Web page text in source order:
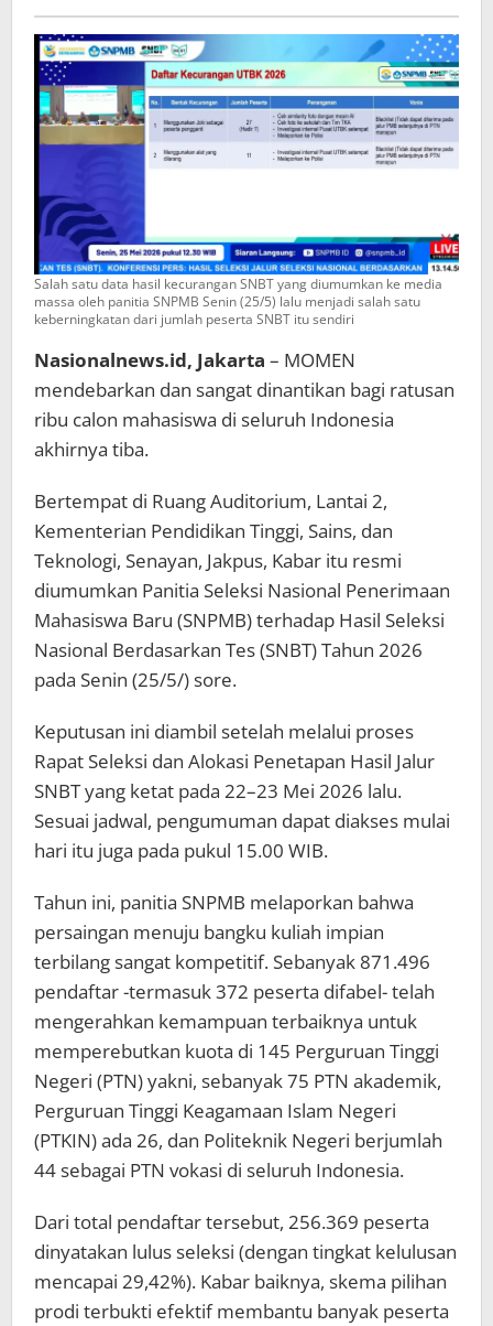
Praktek
Kecurangan
Salah satu data hasil kecurangan SNBT yang diumumkan ke media
massa oleh panitia SNPMB Senin (25/5) lalu menjadi salah satu
keberningkatan dari jumlah peserta SNBT itu sendiri
Nasionalnews.id, Jakarta – MOMEN
mendebarkan dan sangat dinantikan bagi ratusan
ribu calon mahasiswa di seluruh Indonesia
akhirnya tiba.
Bertempat di Ruang Auditorium, Lantai 2,
Kementerian Pendidikan Tinggi, Sains, dan
Teknologi, Senayan, Jakpus, Kabar itu resmi
diumumkan Panitia Seleksi Nasional Penerimaan
Mahasiswa Baru (SNPMB) terhadap Hasil Seleksi
Nasional Berdasarkan Tes (SNBT) Tahun 2026
pada Senin (25/5/) sore.
Keputusan ini diambil setelah melalui proses
Rapat Seleksi dan Alokasi Penetapan Hasil Jalur
SNBT yang ketat pada 22–23 Mei 2026 lalu.
Sesuai jadwal, pengumuman dapat diakses mulai
hari itu juga pada pukul 15.00 WIB.
Tahun ini, panitia SNPMB melaporkan bahwa
persaingan menuju bangku kuliah impian
terbilang sangat kompetitif. Sebanyak 871.496
pendaftar -termasuk 372 peserta difabel- telah
mengerahkan kemampuan terbaiknya untuk
memperebutkan kuota di 145 Perguruan Tinggi
Negeri (PTN) yakni, sebanyak 75 PTN akademik,
Perguruan Tinggi Keagamaan Islam Negeri
(PTKIN) ada 26, dan Politeknik Negeri berjumlah
44 sebagai PTN vokasi di seluruh Indonesia.
Dari total pendaftar tersebut, 256.369 peserta
dinyatakan lulus seleksi (dengan tingkat kelulusan
mencapai 29,42%). Kabar baiknya, skema pilihan
prodi terbukti efektif membantu banyak peserta